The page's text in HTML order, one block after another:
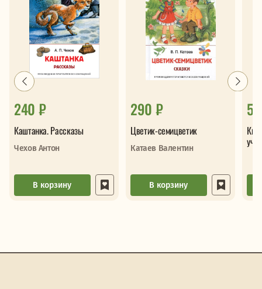
240 ₽
Каштанка. Рассказы
Чехов Антон
В корзину
290 ₽
Цветик-семицветик
Катаев Валентин
В корзину